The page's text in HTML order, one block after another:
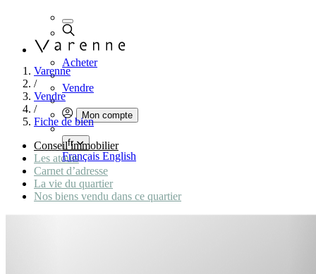
Acheter
Vendre
Mon compte
fr
Français English
Varenne
/
Vendre
/
Fiche de bien
Conseil immobilier
Les atouts
Carnet d’adresse
La vie du quartier
Nos biens vendu dans ce quartier